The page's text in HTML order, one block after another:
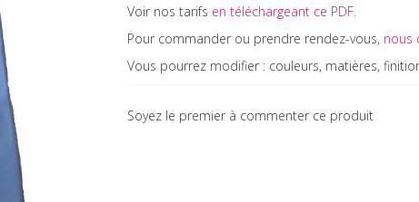
Voir nos tarifs en téléchargeant ce PDF.
Pour commander ou prendre rendez-vous, nous
Vous pourrez modifier : couleurs, matières,
Soyez le premier à commenter ce produit